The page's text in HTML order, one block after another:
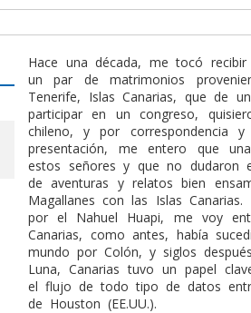
Hace una década, me tocó
un par de matrimonios
Tenerife, Islas Canarias, que de
participar en un congreso,
chileno, y por correspondencia
presentación, me entero que
estos señores y que no dudaron
de aventuras y relatos bien
Magallanes con las Islas
por el Nahuel Huapi, me voy
Canarias, como antes, había
mundo por Colón, y siglos
Luna, Canarias tuvo un papel
el flujo de todo tipo de datos
de Houston (EE.UU.).